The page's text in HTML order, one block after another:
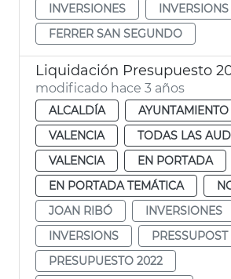
INVERSIONES
INVERSIONS
FERRER SAN SEGUNDO
Liquidación Presupuesto
modificado hace 3 años
ALCALDÍA
AYUNTAMIENTO
VALENCIA
TODAS LAS
VALENCIA
EN PORTADA
EN PORTADA TEMÁTICA
JOAN RIBÓ
INVERSIONES
INVERSIONS
PRESUPUESTO 2022